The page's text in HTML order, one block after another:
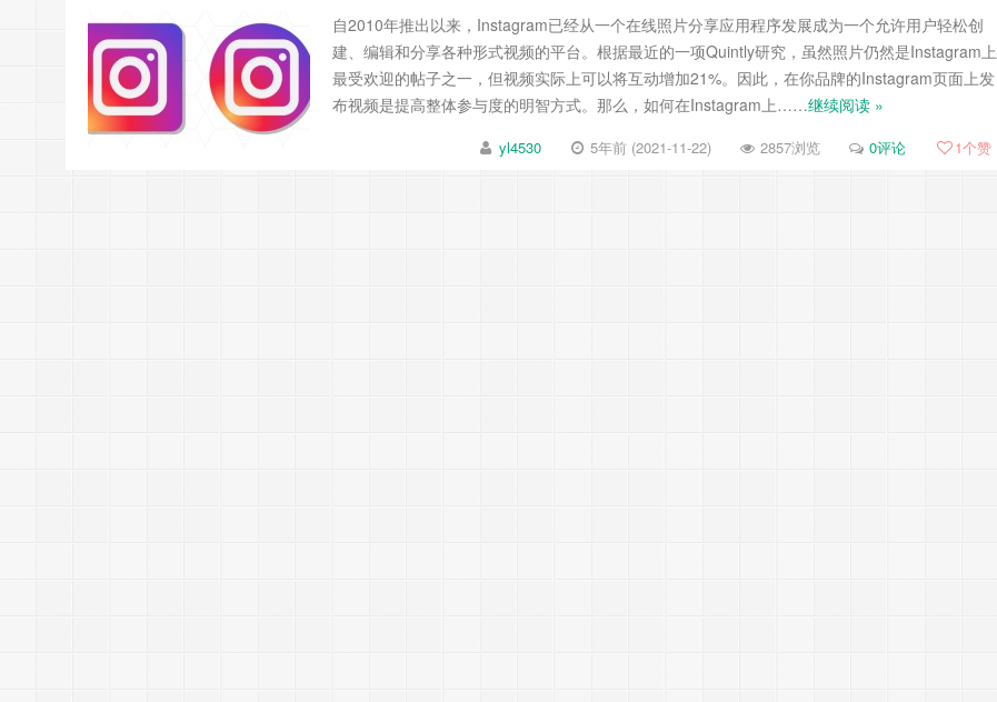
自2010年推出以来，Instagram已经从一个在线照片分享应用程序发展成为一个允许用户轻松创
建、编辑和分享各种形式视频的平台。根据最近的一项Quintly研究，虽然照片仍然是Instagram上
最受欢迎的帖子之一，但视频实际上可以将互动增加21%。因此，在你品牌的Instagram页面上发
布视频是提高整体参与度的明智方式。那么，如何在Instagram上……继续阅读 »
yl4530 5年前 (2021-11-22) 2857浏览 0评论 1个赞